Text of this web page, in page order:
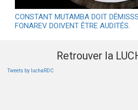
CONSTANT MUTAMBA DOIT
FONAREV DOIVENT ÊTRE AUDITÉS.
Retrouver la
Tweets by luchaRDC